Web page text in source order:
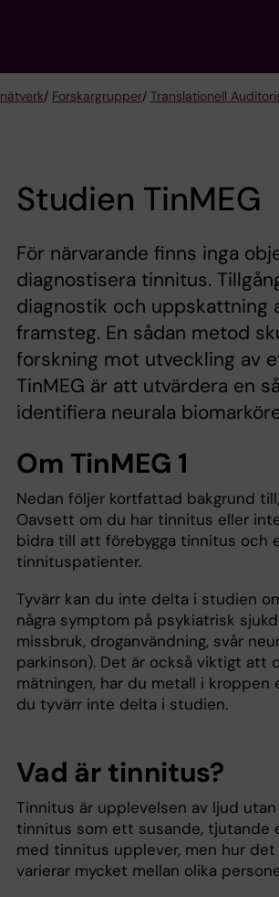
/ Forskargrupper/ Translationell
Studien TinMEG
För närvarande finns inga
diagnostisera tinnitus.
diagnostik och
framsteg. En sådan metod
forskning mot utveckling av
TinMEG är att utvärdera en
identifiera neurala
Om TinMEG 1
Nedan följer kortfattad bakgrund
Oavsett om du har tinnitus eller
bidra till att förebygga tinnitus och
tinnituspatienter.
Tyvärr kan du inte delta i studien
några symptom på psykiatrisk
missbruk, droganvändning, svår
parkinson). Det är också viktigt att
mätningen, har du metall i
du tyvärr inte delta i studien.
Vad är tinnitus?
Tinnitus är upplevelsen av ljud
tinnitus som ett susande, tjutande
med tinnitus upplever, men hur det
varierar mycket mellan olika